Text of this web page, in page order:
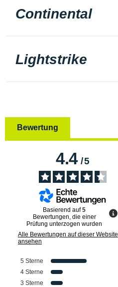
Continental
Lightstrike
Bewertung
4.4/5
Basierend auf5
Bewertungen, die einer
Prüfung unterzogen wurden
Alle Bewertungen auf dieser Website
ansehen
5 Sterne
4 Sterne
3 Sterne